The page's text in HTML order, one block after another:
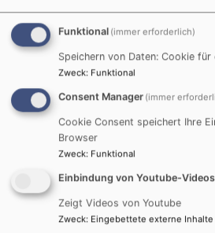
einem Gedenk- und
Dabei werden die Namen der
und zu ihrem Gedächtnis je eine
Evangelischen Kirche im
http://www.trauernetz.de
www.bestattung.bayern-
Funktional (immer erforderlich)
Speichern von Daten: Cookie
Zweck: Funktional
Consent Manager (immer
Cookie Consent speichert Ihre
Browser
Zweck: Funktional
Einbindung von Youtube-Videos
Zeigt Videos von Youtube
Zweck: Eingebettete externe Inhalte